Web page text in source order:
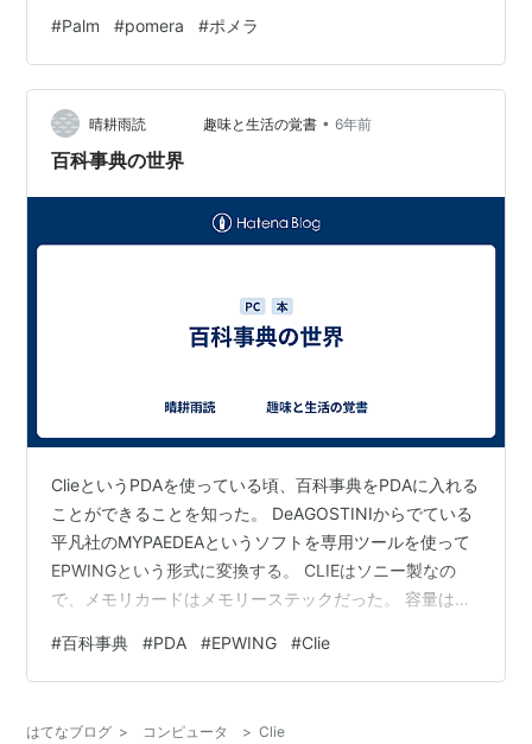
付いた機種じゃないとポメラ化する意味が無いでしょう
から、今回は、CLIE PEG-NX73V *2をターゲットにして
みます。 CLIE PEG-NX73Vがどんな端末なのか動画にし
てみましたが、今見ても機能盛り沢山で、当時のPDAの
すごさが分かり…
#Palm #pomera #ポメラ
晴耕雨読 趣味と生活の覚書 • 6年前
百科事典の世界
ClieというPDAを使っている頃、百科事典をPDAに入れる
ことができることを知った。 DeAGOSTINIからでている
平凡社のMYPAEDEAというソフトを専用ツールを使って
EPWINGという形式に変換する。 CLIEはソニー製なの
で、メモリカードはメモリーステックだった。 容量は、
「銭形平次捕物控」とか「右門捕物帖」を読んでたの
で、世界が広がった。 同じくDeAGONITINIで、学研の
#百科事典 #PDA #EPWING #Clie
はてなブログ > コンピュータ > Clie